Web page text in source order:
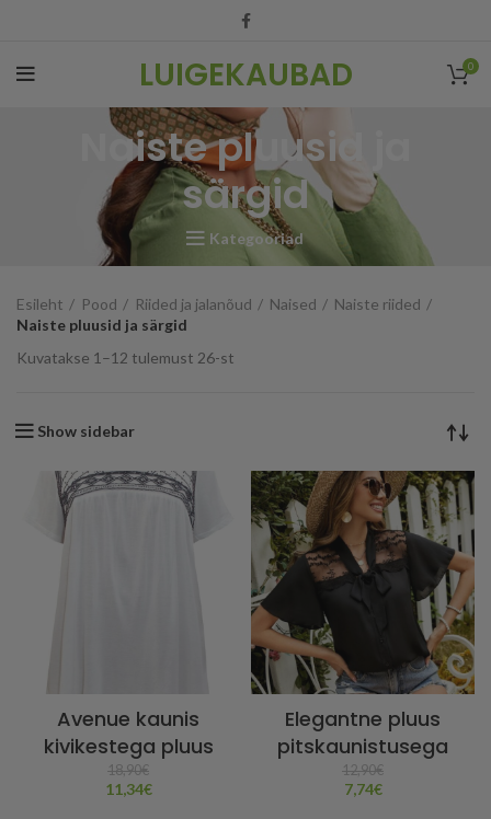
LUIGEKAUBAD 0
Naiste pluusid ja
särgid
Kategooriad
Esileht Pood Riided ja jalanõud Naised
Naiste riided
Naiste pluusid ja särgid
Kuvatakse 1–12 tulemust 26-st
Show sidebar
Avenue kaunis
kivikestega pluus
18,90€
11,34€
Elegantne pluus
pitskaunistusega
12,90€
7,74€